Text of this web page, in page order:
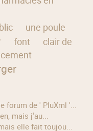
une poule
font
clair de
forum de ' PluXml '...
mais j'au...
elle fait toujou...